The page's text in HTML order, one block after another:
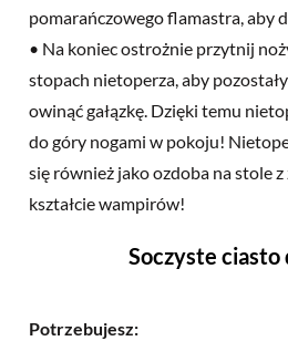
pomarańczowego flamastra, aby
• Na koniec ostrożnie przytnij
stopach nietoperza, aby
owinąć gałązkę. Dzięki temu
do góry nogami w pokoju!
się również jako ozdoba na stole
kształcie wampirów!
Soczyste ciasto
Potrzebujesz: